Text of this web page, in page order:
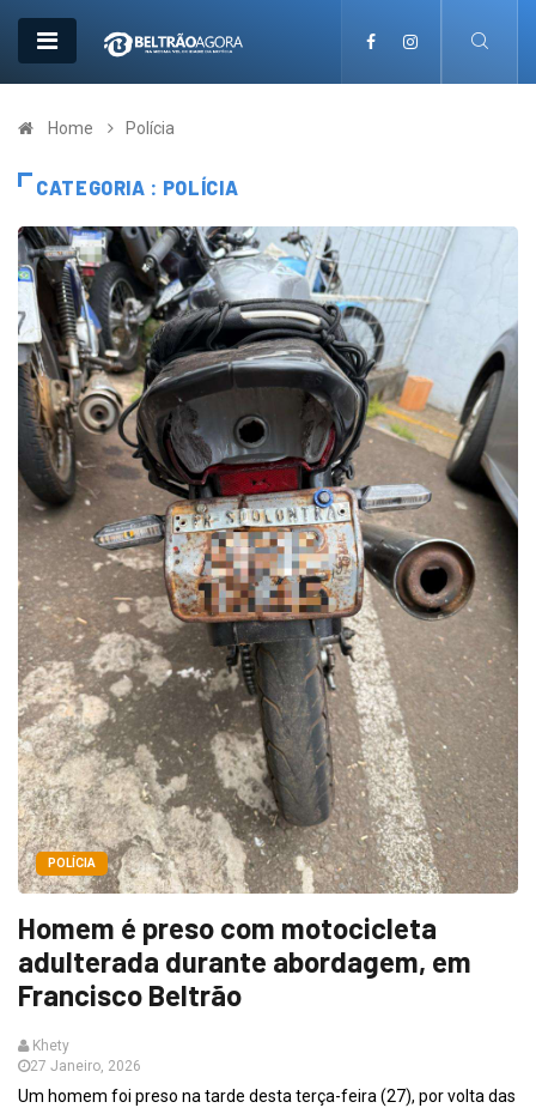
Home Polícia
CATEGORIA : POLÍCIA
POLÍCIA
Homem é preso com motocicleta
adulterada durante abordagem, em
Francisco Beltrão
Khety
27 Janeiro, 2026
Um homem foi preso na tarde desta terça-feira (27), por volta das